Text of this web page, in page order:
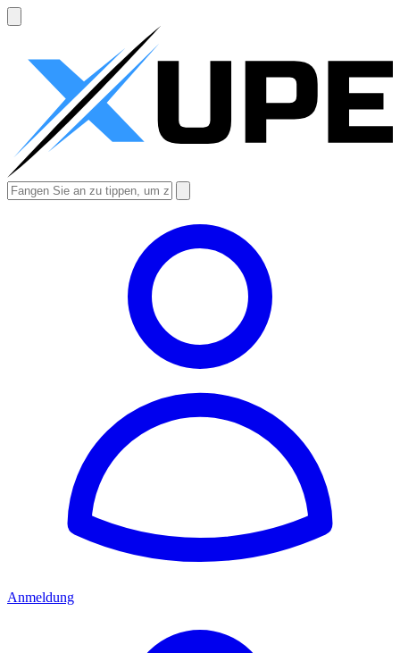
Anmeldung